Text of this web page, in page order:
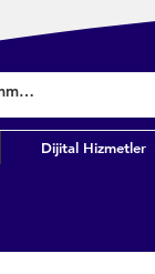
Dijital Hizmetler